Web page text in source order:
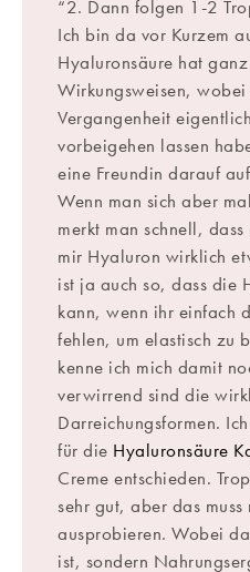
“2. Dann folgen 1-2
Ich bin da vor Kurzem
Hyaluronsäure hat
Wirkungsweisen,
Vergangenheit
vorbeigehen lassen
eine Freundin darauf
Wenn man sich aber
merkt man schnell,
mir Hyaluron wirklich
ist ja auch so, dass die
kann, wenn ihr einfach
fehlen, um elastisch zu
kenne ich mich damit
verwirrend sind die
Darreichungsformen.
für die Hyaluronsäure
Creme entschieden.
sehr gut, aber das
ausprobieren. Wobei
ist, sondern